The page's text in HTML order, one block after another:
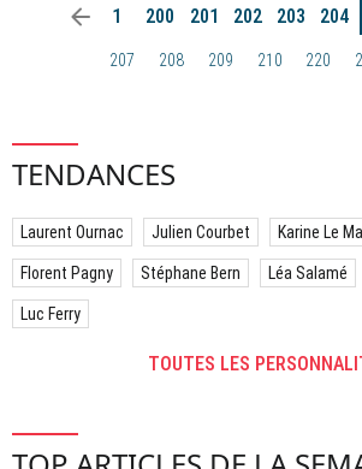
arrow_left 1 200 201 202 203 204
207 208 209 210 220
TENDANCES
Laurent Ournac Julien Courbet Karine Le
Florent Pagny Stéphane Bern Léa Salamé
Luc Ferry
TOUTES LES